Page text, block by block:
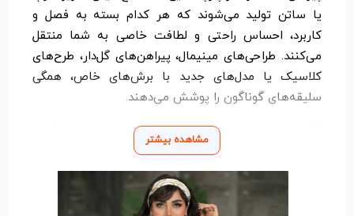
یا ساتن تولید می‌شوند که هر کدام بسته به فصل و
کاربرد، احساس راحتی و لطافت خاصی به شما منتقل
می‌کنند. طراحی‌های مینیمال، پیراهن‌های گل‌دار، طرح‌های
کلاسیک یا مدل‌های جدید با برش‌های خاص، همگی
سلیقه‌های گوناگون را پوشش می‌دهند.
اگر به دنبال لباسی هستید که بدون نیاز به ست‌کردن
زیاد، به‌تنهایی استایلتان را کامل کند، پیراهن زنانه
انتخابی بی‌نقص است؛ هم راحت، هم شیک، و هم
همیشه در مُد.
مشاهده بیشتر